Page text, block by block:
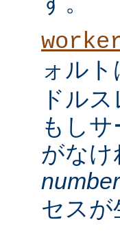
ォルト
ドル
もし
がなけ
number
セスが